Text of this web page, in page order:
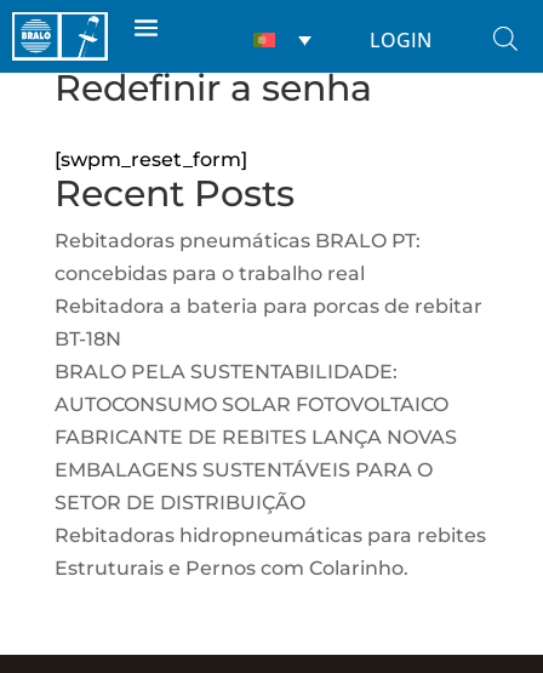
LOGIN
Redefinir a senha
[swpm_reset_form]
Recent Posts
Rebitadoras pneumáticas BRALO PT:
concebidas para o trabalho real
Rebitadora a bateria para porcas de rebitar
BT-18N
BRALO PELA SUSTENTABILIDADE:
AUTOCONSUMO SOLAR FOTOVOLTAICO
FABRICANTE DE REBITES LANÇA NOVAS
EMBALAGENS SUSTENTÁVEIS PARA O
SETOR DE DISTRIBUIÇÃO
Rebitadoras hidropneumáticas para rebites
Estruturais e Pernos com Colarinho.